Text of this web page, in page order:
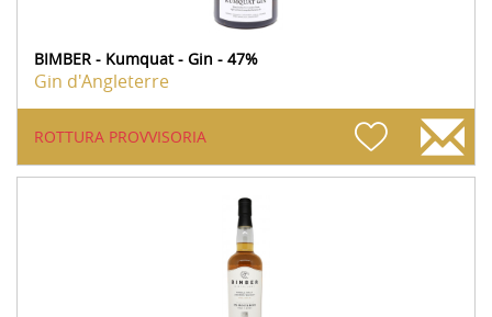
BIMBER - Kumquat - Gin - 47%
Gin d'Angleterre
ROTTURA PROVVISORIA